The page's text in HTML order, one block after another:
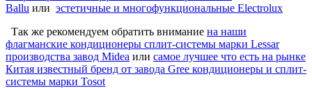
Ballu или эстетичные и многофункциональные Electrolux
Так же рекомендуем обратить внимание на наши
флагманские кондиционеры сплит-системы марки Lessar
производства завод Midea или самое лучшее что есть на рынке
Китая известный бренд от завода Gree кондиционеры и сплит-
системы марки Tosot